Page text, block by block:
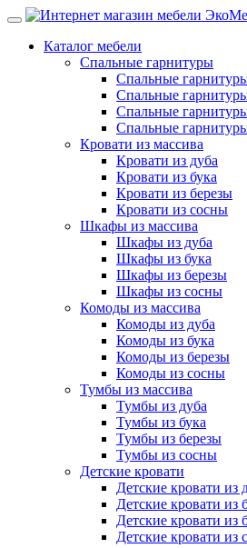
Каталог мебели
Спальные гарнитуры
Спальные
Спальные
Спальные
Спальные
Кровати из массива
Кровати из дуба
Кровати из бука
Кровати из березы
Кровати из сосны
Шкафы из массива
Шкафы из дуба
Шкафы из бука
Шкафы из березы
Шкафы из сосны
Комоды из массива
Комоды из дуба
Комоды из бука
Комоды из березы
Комоды из сосны
Тумбы из массива
Тумбы из дуба
Тумбы из бука
Тумбы из березы
Тумбы из сосны
Детские кровати
Детские кровати из
Детские кровати из
Детские кровати из
Детские кровати из